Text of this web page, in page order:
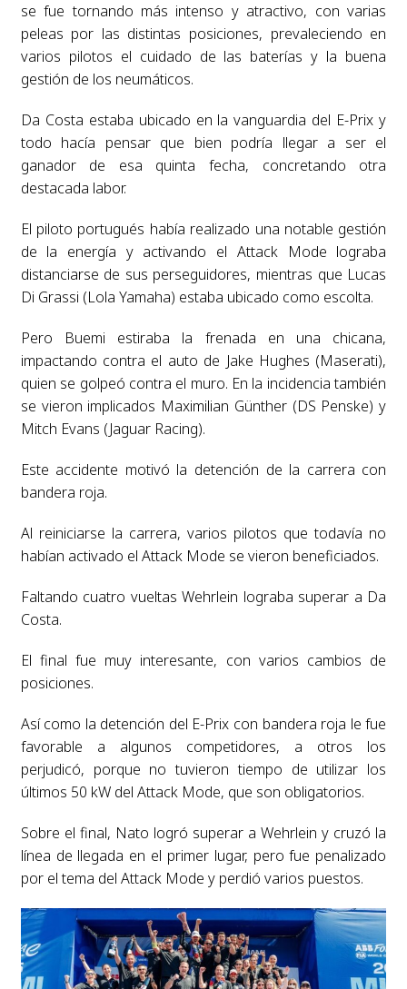
se fue tornando más intenso y atractivo, con varias
peleas por las distintas posiciones, prevaleciendo en
varios pilotos el cuidado de las baterías y la buena
gestión de los neumáticos.
Da Costa estaba ubicado en la vanguardia del E-Prix y
todo hacía pensar que bien podría llegar a ser el
ganador de esa quinta fecha, concretando otra
destacada labor.
El piloto portugués había realizado una notable gestión
de la energía y activando el Attack Mode lograba
distanciarse de sus perseguidores, mientras que Lucas
Di Grassi (Lola Yamaha) estaba ubicado como escolta.
Pero Buemi estiraba la frenada en una chicana,
impactando contra el auto de Jake Hughes (Maserati),
quien se golpeó contra el muro. En la incidencia también
se vieron implicados Maximilian Günther (DS Penske) y
Mitch Evans (Jaguar Racing).
Este accidente motivó la detención de la carrera con
bandera roja.
Al reiniciarse la carrera, varios pilotos que todavía no
habían activado el Attack Mode se vieron beneficiados.
Faltando cuatro vueltas Wehrlein lograba superar a Da
Costa.
El final fue muy interesante, con varios cambios de
posiciones.
Así como la detención del E-Prix con bandera roja le fue
favorable a algunos competidores, a otros los
perjudicó, porque no tuvieron tiempo de utilizar los
últimos 50 kW del Attack Mode, que son obligatorios.
Sobre el final, Nato logró superar a Wehrlein y cruzó la
línea de llegada en el primer lugar, pero fue penalizado
por el tema del Attack Mode y perdió varios puestos.